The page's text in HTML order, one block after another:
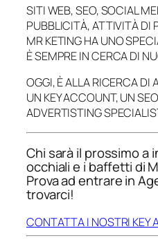
SITI WEB, SEO, SOCIAL
PUBBLICITÀ, ATTIVITÀ DI
MR KETING HA UNO
È SEMPRE IN CERCA DI
OGGI, È ALLA RICERCA DI
UN KEY ACCOUNT, UN
ADVERTISTING
Chi sarà il prossimo a
occhiali e i baffetti di
Prova ad entrare in
trovarci!
CONTATTA I NOSTRI KEY